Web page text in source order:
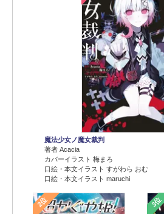
魔法少女ノ魔女裁判
著者 Acacia
カバーイラスト 梅まろ
口絵・本文イラスト すがわら おむ
口絵・本文イラスト maruchi
2位 3位